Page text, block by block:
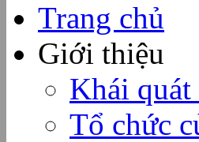
Trang chủ
Giới thiệu
Khái quát
Tổ chức